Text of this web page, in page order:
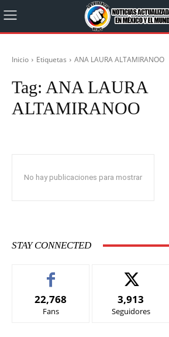
Inicio Etiquetas ANA LAURA ALTAMIRANOO
Tag: ANA LAURA
ALTAMIRANOO
No hay publicaciones para mostrar
STAY CONNECTED
22,768
Fans
3,913
Seguidores